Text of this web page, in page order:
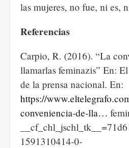
las mujeres, no fue, ni es,
Referencias
Carpio, R. (2016). “La
llamarlas feminazis” En:
de la prensa nacional. En:
https://
conveniencia-de-lla…
1591310414-0-